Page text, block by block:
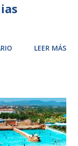
LEER MÁS